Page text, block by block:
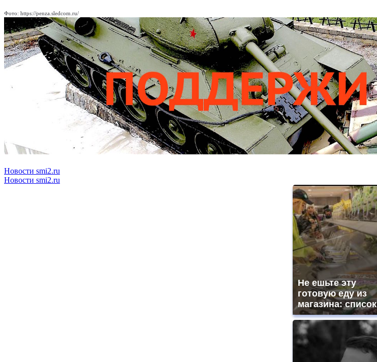
Фото: https://penza.sledcom.ru/
Новости smi2.ru
Новости smi2.ru
Не ешьте эту
готовую еду из
магазина: список